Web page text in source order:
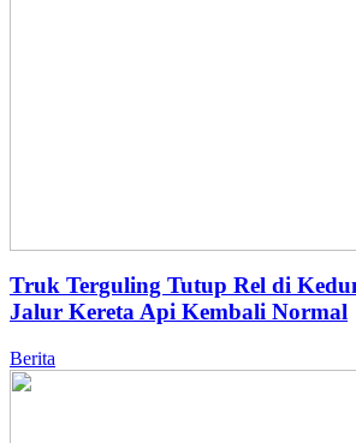
Truk Terguling Tutup Rel di
Jalur Kereta Api Kembali Normal
Berita